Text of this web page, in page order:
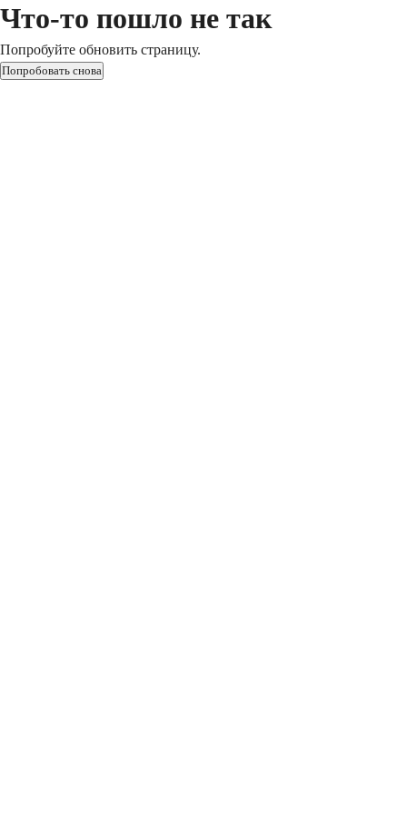
Что-то пошло не так
Попробуйте обновить страницу.
Попробовать снова